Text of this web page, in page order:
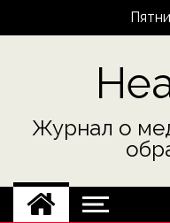
Журнал о